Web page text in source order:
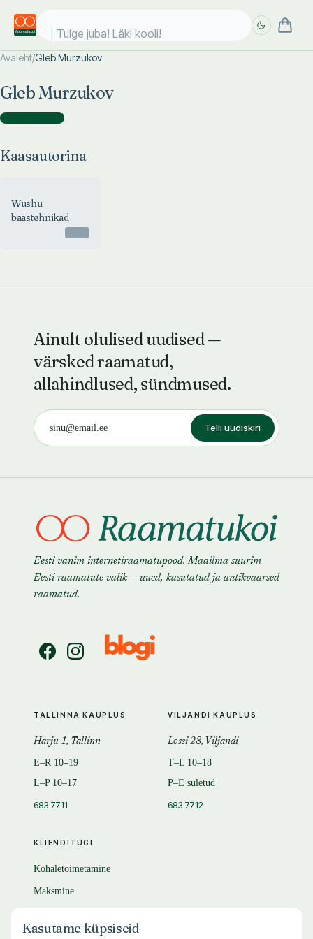
Tulge juba! Läki kooli!
Avaleht/Gleb Murzukov
Gleb Murzukov
Kaasautorina )
Kaasautorina
Wushu
baastehnikad
Ainult olulised uudised —
värsked raamatud,
allahindlused, sündmused.
Telli uudiskiri
Eesti vanim internetiraamatupood. Maailma suurim
Eesti raamatute valik — uued, kasutatud ja antikvaarsed
raamatud.
KLIENDITUGI
Kohaletoimetamine
Maksmine
KKK
TALLINNA KAUPLUS
Harju 1, Tallinn
E–R 10–19
L–P 10–17
683 7711
VILJANDI KAUPLUS
Lossi 28, Viljandi
T–L 10–18
P–E suletud
683 7712
Kasutame küpsiseid